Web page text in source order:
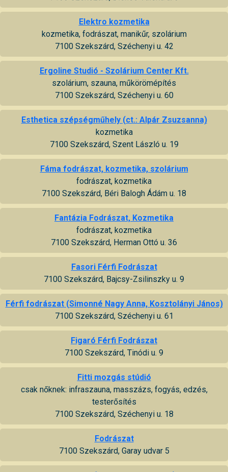
Elektro kozmetika
kozmetika, fodrászat, manikűr, szolárium
7100 Szekszárd, Széchenyi u. 42
Ergoline Studió - Szolárium Center Kft.
szolárium, szauna, műkörömépítés
7100 Szekszárd, Széchenyi u. 60
Esthetica szépségműhely (ct.: Alpár Zsuzsanna)
kozmetika
7100 Szekszárd, Szent László u. 19
Fáma fodrászat, kozmetika, szolárium
fodrászat, kozmetika
7100 Szekszárd, Béri Balogh Ádám u. 18
Fantázia Fodrászat, Kozmetika
fodrászat, kozmetika
7100 Szekszárd, Herman Ottó u. 36
Fasori Férfi Fodrászat
7100 Szekszárd, Bajcsy-Zsilinszky u. 9
Férfi fodrászat (Simonné Nagy Anna, Kosztolányi János)
7100 Szekszárd, Széchenyi u. 61
Figaró Férfi Fodrászat
7100 Szekszárd, Tinódi u. 9
Fitti mozgás stúdió
csak nőknek: infraszauna, masszázs, fogyás, edzés,
testerősítés
7100 Szekszárd, Széchenyi u. 18
Fodrászat
7100 Szekszárd, Garay udvar 5